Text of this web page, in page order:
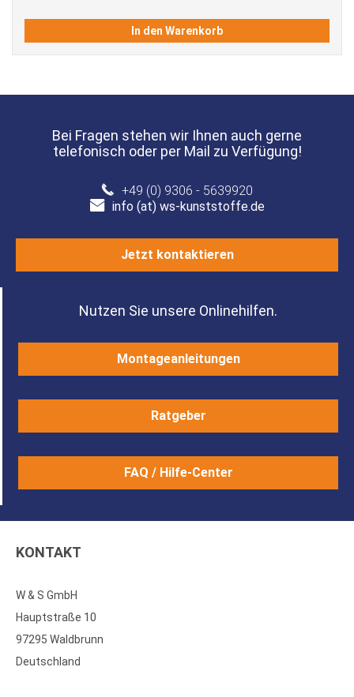
In den Warenkorb
Bei Fragen stehen wir Ihnen auch gerne
telefonisch oder per Mail zu Verfügung!
+49 (0) 9306 - 5639920
info (at) ws-kunststoffe.de
Jetzt kontaktieren
Nutzen Sie unsere Onlinehilfen.
Montageanleitungen
Ratgeber
FAQ / Hilfe-Center
KONTAKT
W & S GmbH
Hauptstraße 10
97295 Waldbrunn
Deutschland